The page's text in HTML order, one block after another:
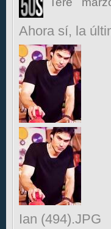
Ahora sí, la
Ian (494).JPG